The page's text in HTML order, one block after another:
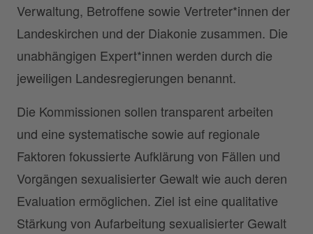
Verwaltung, Betroffene sowie Vertreter*innen der
Landeskirchen und der Diakonie zusammen. Die
unabhängigen Expert*innen werden durch die
jeweiligen Landesregierungen benannt.
Die Kommissionen sollen transparent arbeiten
und eine systematische sowie auf regionale
Faktoren fokussierte Aufklärung von Fällen und
Vorgängen sexualisierter Gewalt wie auch deren
Evaluation ermöglichen. Ziel ist eine qualitative
Stärkung von Aufarbeitung sexualisierter Gewalt